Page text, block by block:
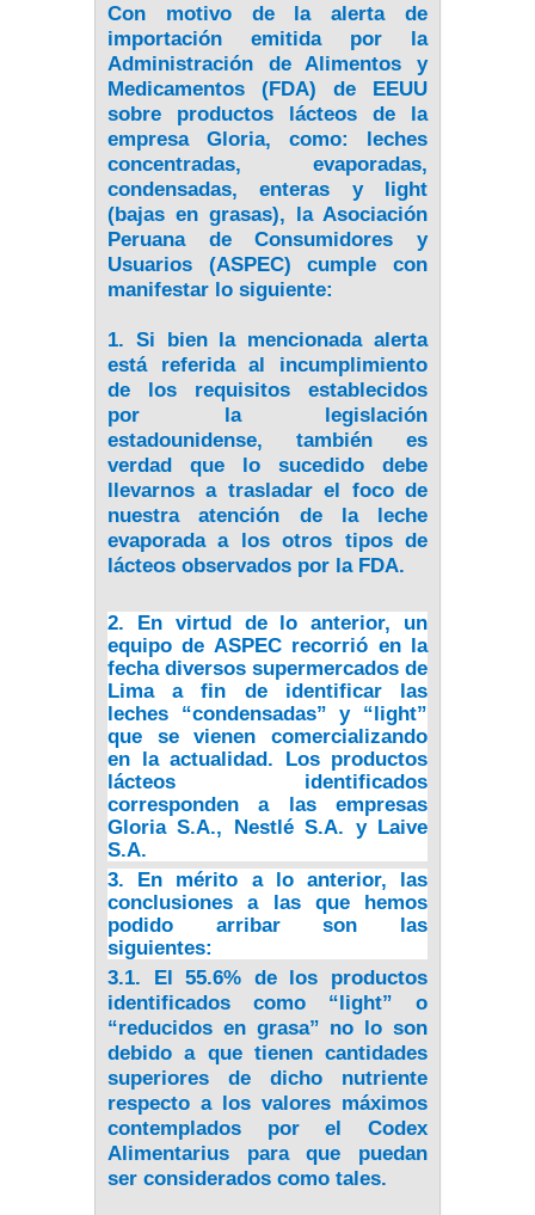
Con motivo de la alerta de
importación emitida por la
Administración de Alimentos y
Medicamentos (FDA) de EEUU
sobre productos lácteos de la
empresa Gloria, como: leches
concentradas, evaporadas,
condensadas, enteras y light
(bajas en grasas), la Asociación
Peruana de Consumidores y
Usuarios (ASPEC) cumple con
manifestar lo siguiente:
1. Si bien la mencionada alerta
está referida al incumplimiento
de los requisitos establecidos
por la legislación
estadounidense, también es
verdad que lo sucedido debe
llevarnos a trasladar el foco de
nuestra atención de la leche
evaporada a los otros tipos de
lácteos observados por la FDA.
2. En virtud de lo anterior, un
equipo de ASPEC recorrió en la
fecha diversos supermercados de
Lima a fin de identificar las
leches “condensadas” y “light”
que se vienen comercializando
en la actualidad. Los productos
lácteos identificados
corresponden a las empresas
Gloria S.A., Nestlé S.A. y Laive
S.A.
3. En mérito a lo anterior, las
conclusiones a las que hemos
podido arribar son las
siguientes:
3.1. El 55.6% de los productos
identificados como “light” o
“reducidos en grasa” no lo son
debido a que tienen cantidades
superiores de dicho nutriente
respecto a los valores máximos
contemplados por el Codex
Alimentarius para que puedan
ser considerados como tales.